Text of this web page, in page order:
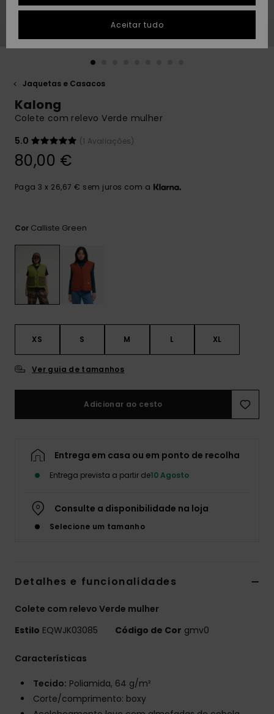
conversa para
obteres a
resposta mais
respostas
para as
frequentes e o
nosso
PRESENTE
DESEJO
Jaquetas e Casacos
Kalong
Colete com relevo Verde mulher
5.0
(1 Avaliações)
80,00 €
Paga 3 x 26,67 € sem juros com a
Cor Calliste Green
XS S M L XL
Ver guia de tamanhos
Adicionar ao cesto
Entrega em casa ou em ponto de recolha
Entrega prevista a partir de10 Agosto
Consulte a disponibilidade na loja
Selecione um tamanho
Detalhes e funcionalidades
Colete com relevo Verde mulher
Estilo EQWJK03085 Código de Cor gmv0
Características
Tecido: Poliamida, 64 g/m²
Corte/comprimento: boxy
Aceitar tudo